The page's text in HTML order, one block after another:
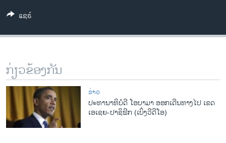
ທຸລະກິດ
ພາສາອັງກິດ
ສຽງ
ລາຍການກະຈາຍສຽງ
ລາຍງານ
ຕິດຕາມພວກເຮົາ ທີ່
ແຊຣ໌
ກ່ຽວຂ້ອງກັນ
ຂ່າວ
ປະທານາທິບໍດີ ໂອບາມາ ອອກເດີນທາງໄປ ເຂດ
ເອເຊຍ-ປາຊິຟິກ (ເບິ່ງວີດີໂອ)